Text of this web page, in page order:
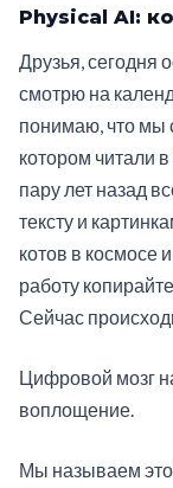
Physical AI:
Друзья, сегодня
смотрю на
понимаю, что мы
котором читали
пару лет назад
тексту и
котов в космосе
работу
Сейчас
Цифровой мозг
воплощение.
Мы называем это